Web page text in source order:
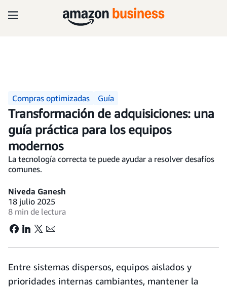
Compras optimizadas Guía
Transformación de adquisiciones: una
guía práctica para los equipos
modernos
La tecnología correcta te puede ayudar a resolver desafíos
comunes.
Niveda Ganesh
18 julio 2025
8 min de lectura
Entre sistemas dispersos, equipos aislados y
prioridades internas cambiantes, mantener la